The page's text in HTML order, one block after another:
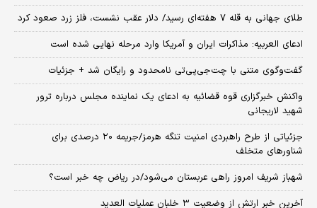
طلای جهانی به قله ۷ هفته‌ای رسید/ دلار عقب نشست، فلز زرد صعود کرد
ادعای العربیه: مذاکرات ایران و آمریکا وارد مرحله نهایی شده است
گفت‌وگوی متنی با چت‌جی‌پی‌تی نامحدود و رایگان شد + جزئیات
واکنش خبرگزاری قوه قضائیه به ادعای یک نماینده مجلس درباره ترور
شهید لاریجانی
جزئیاتی از طرح راهبردی امنیت تنگه هرمز/جریمه ۲۰ درصدی برای
شناورهای متخلف
شهباز شریف امروز راهی عربستان می‌شود/در ریاض چه خبر است؟
آخرین خبر ارتش از وضعیت ۳ خلبان عملیات العدید